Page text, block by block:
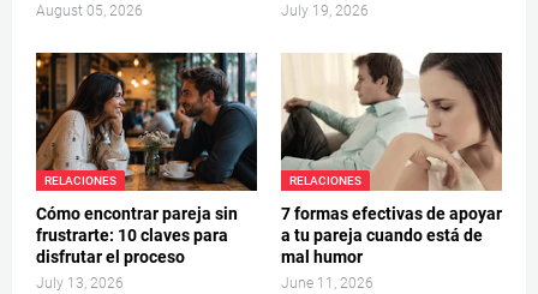
August 05, 2026 July 19, 2026
RELACIONES
Cómo encontrar pareja sin
frustrarte: 10 claves para
disfrutar el proceso
July 13, 2026
RELACIONES
7 formas efectivas de apoyar
a tu pareja cuando está de
mal humor
June 11, 2026